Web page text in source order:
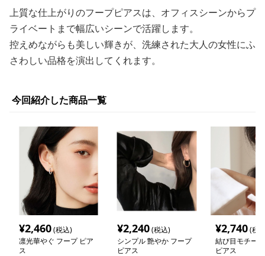
上質な仕上がりのフープピアスは、オフィスシーンからプ
ライベートまで幅広いシーンで活躍します。
控えめながらも美しい輝きが、洗練された大人の女性にふ
さわしい品格を演出してくれます。
今回紹介した商品一覧
¥2,460(税込)
凛光華やぐ フープ ピア
ス
¥2,240(税込)
シンプル 艶やか フープ
ピアス
¥2,740(税
結び目モチー
ピアス